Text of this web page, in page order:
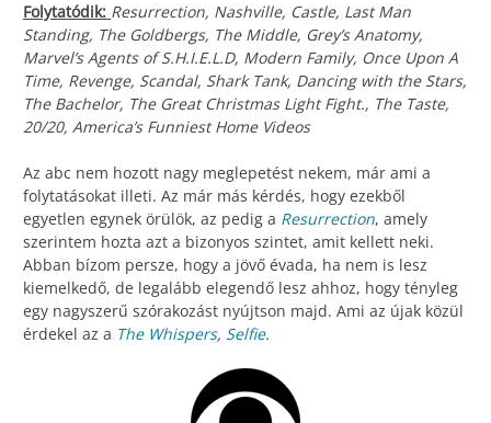
Folytatódik: Resurrection, Nashville, Castle, Last Man
Standing, The Goldbergs, The Middle, Grey’s Anatomy,
Marvel’s Agents of S.H.I.E.L.D, Modern Family, Once Upon A
Time, Revenge, Scandal, Shark Tank, Dancing with the Stars,
The Bachelor, The Great Christmas Light Fight., The Taste,
20/20, America’s Funniest Home Videos
Az abc nem hozott nagy meglepetést nekem, már ami a
folytatásokat illeti. Az már más kérdés, hogy ezekből
egyetlen egynek örülök, az pedig a Resurrection, amely
szerintem hozta azt a bizonyos szintet, amit kellett neki.
Abban bízom persze, hogy a jövő évada, ha nem is lesz
kiemelkedő, de legalább elegendő lesz ahhoz, hogy tényleg
egy nagyszerű szórakozást nyújtson majd. Ami az újak közül
érdekel az a The Whispers, Selfie.